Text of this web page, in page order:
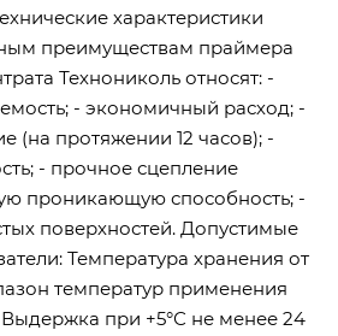
характеристики
преимуществам праймера
Технониколь относят: -
- экономичный расход; -
(на протяжении 12 часов); -
- прочное сцепление
проникающую способность; -
поверхностей. Допустимые
Температура хранения от
температур применения
Выдержка при +5°С не менее 24